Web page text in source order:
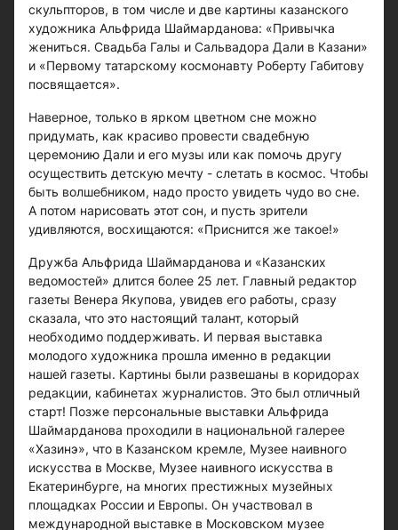
скульпторов, в том числе и две картины казанского
художника Альфрида Шаймарданова: «Привычка
жениться. Свадьба Галы и Сальвадора Дали в Казани»
и «Первому татарскому космонавту Роберту Габитову
посвящается».
Наверное, только в ярком цветном сне можно
придумать, как красиво провести свадебную
церемонию Дали и его музы или как помочь другу
осуществить детскую мечту - слетать в космос. Чтобы
быть волшебником, надо просто увидеть чудо во сне.
А потом нарисовать этот сон, и пусть зрители
удивляются, восхищаются: «Приснится же такое!»
Дружба Альфрида Шаймарданова и «Казанских
ведомостей» длится более 25 лет. Главный редактор
газеты Венера Якупова, увидев его работы, сразу
сказала, что это настоящий талант, который
необходимо поддерживать. И первая выставка
молодого художника прошла именно в редакции
нашей газеты. Картины были развешаны в коридорах
редакции, кабинетах журналистов. Это был отличный
старт! Позже персональные выставки Альфрида
Шаймарданова проходили в национальной галерее
«Хазинэ», что в Казанском кремле, Музее наивного
искусства в Москве, Музее наивного искусства в
Екатеринбурге, на многих престижных музейных
площадках России и Европы. Он участвовал в
международной выставке в Московском музее